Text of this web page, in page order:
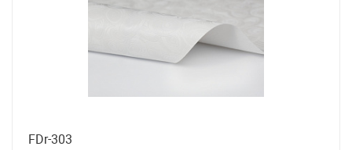
FDr-303